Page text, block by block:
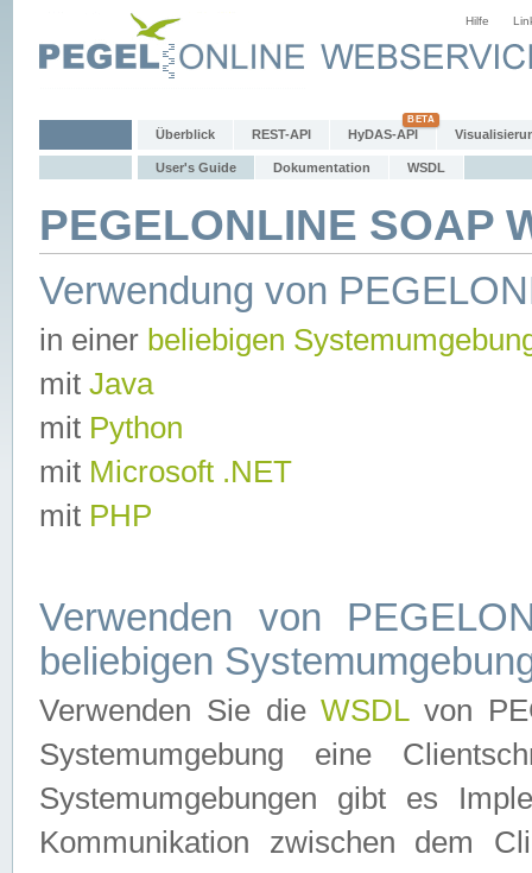
Hilfe
Überblick REST-API HyDAS-API
User's Guide Dokumentation WSDL
PEGELONLINE SOAP
Verwendung von
in einer beliebigen
mit Java
mit Python
mit Microsoft .NET
mit PHP
Verwenden von
beliebigen
Verwenden Sie dieWSDLvon
Systemumgebung eine
Systemumgebungen gibt es
Kommunikation zwischen dem